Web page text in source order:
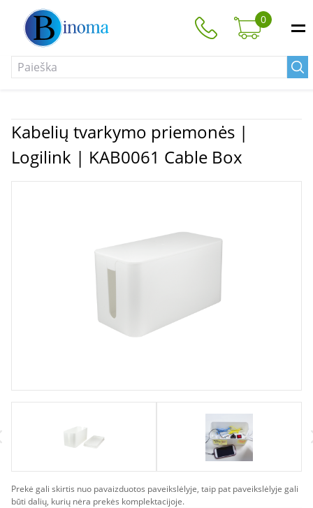
0
Kabelių tvarkymo priemonės |
Logilink | KAB0061 Cable Box
Prekė gali skirtis nuo pavaizduotos paveikslėlyje, taip pat paveikslėlyje gali
būti dalių, kurių nėra prekės komplektacijoje.